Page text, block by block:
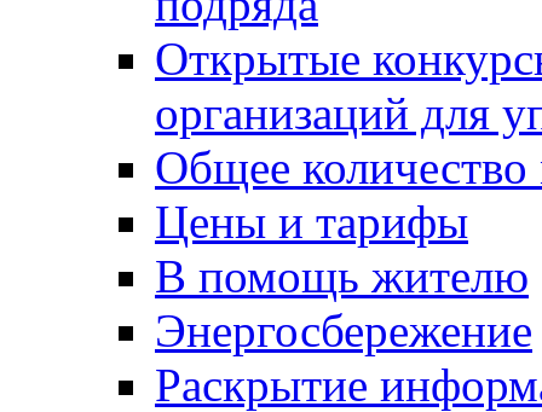
Открытые
организаций для
Общее
Цены и тарифы
В помощь жителю
Энергосбережение
Раскрытие